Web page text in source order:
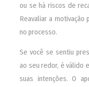
ou se há riscos de
Reavaliar a
no processo.
Se você se sentiu
ao seu redor, é válido
suas intenções. O